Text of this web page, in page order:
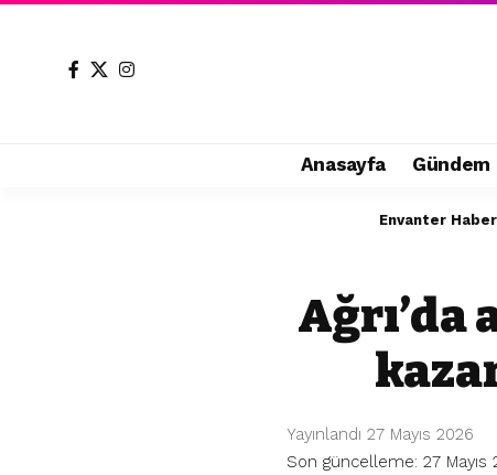
Anasayfa Gündem
Envanter Haber
Ağrı’da
Son güncelleme: 27 Mayıs
Yayınlandı 27 Mayıs 2026